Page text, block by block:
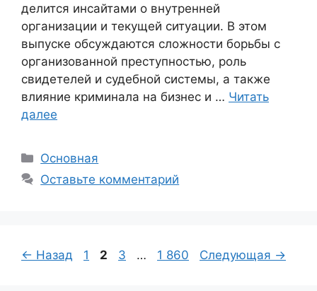
делится инсайтами о внутренней
организации и текущей ситуации. В этом
выпуске обсуждаются сложности борьбы с
организованной преступностью, роль
свидетелей и судебной системы, а также
влияние криминала на бизнес и … Читать
далее
Рубрики
Основная
Оставьте комментарий
← Назад Страница
1 Страница
2 Страница
3 … Страница
1 860 Следующая →